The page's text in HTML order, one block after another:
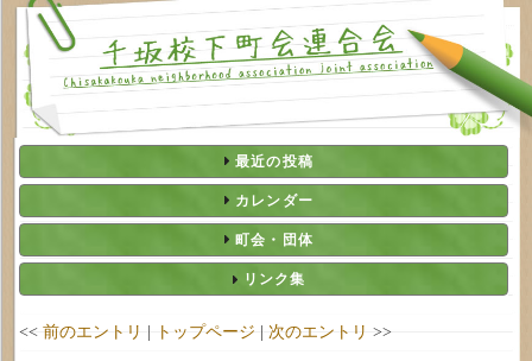
最近の投稿
カレンダー
町会・団体
リンク集
<< 前のエントリ | トップページ | 次のエントリ >>